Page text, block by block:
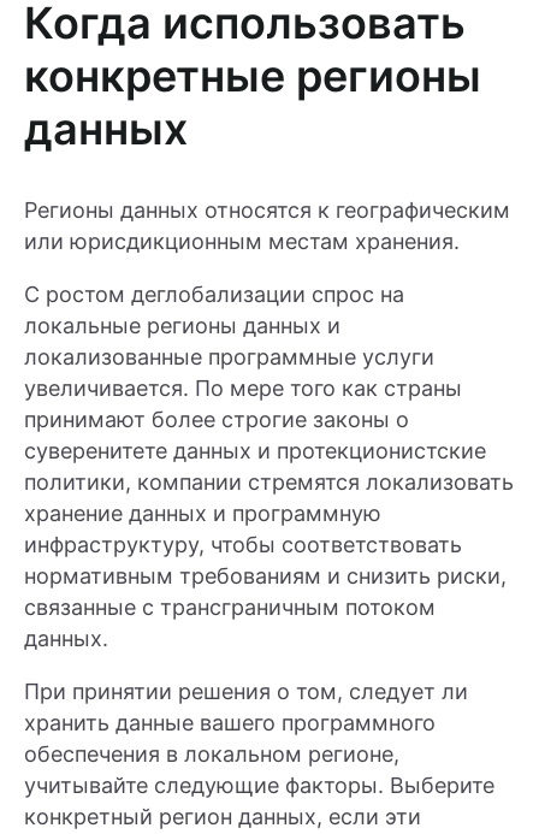
Когда использовать
конкретные регионы
данных
Регионы данных относятся к географическим
или юрисдикционным местам хранения.
С ростом деглобализации спрос на
локальные регионы данных и
локализованные программные услуги
увеличивается. По мере того как страны
принимают более строгие законы о
суверенитете данных и протекционистские
политики, компании стремятся локализовать
хранение данных и программную
инфраструктуру, чтобы соответствовать
нормативным требованиям и снизить риски,
связанные с трансграничным потоком
данных.
При принятии решения о том, следует ли
хранить данные вашего программного
обеспечения в локальном регионе,
учитывайте следующие факторы. Выберите
конкретный регион данных, если эти